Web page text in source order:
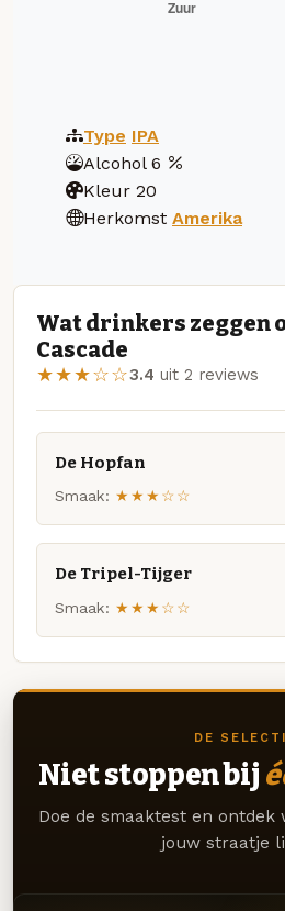
Type IPA
Alcohol 6
Kleur 20
Herkomst Amerika
Wat drinkers zeggen
Cascade
★★★☆☆3.4 uit 2 reviews
De Hopfan
Smaak: ★★★☆☆
De Tripel-Tijger
Smaak: ★★★☆☆
DE
Niet stoppen bij
Doe de smaaktest en
jouw straatje